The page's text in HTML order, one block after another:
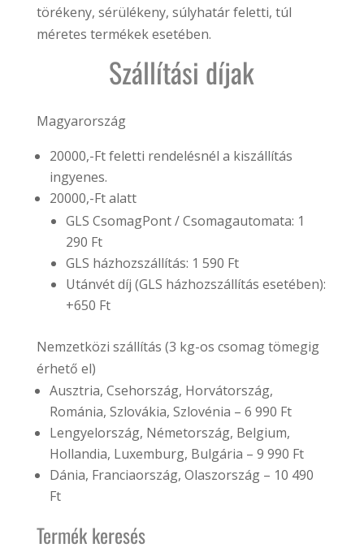
törékeny, sérülékeny, súlyhatár feletti, túl
méretes termékek esetében.
Szállítási díjak
Magyarország
20000,-Ft feletti rendelésnél a kiszállítás
ingyenes.
20000,-Ft alatt
GLS CsomagPont / Csomagautomata: 1
290 Ft
GLS házhozszállítás: 1 590 Ft
Utánvét díj (GLS házhozszállítás esetében):
+650 Ft
Nemzetközi szállítás (3 kg-os csomag tömegig
érhető el)
Ausztria, Csehország, Horvátország,
Románia, Szlovákia, Szlovénia – 6 990 Ft
Lengyelország, Németország, Belgium,
Hollandia, Luxemburg, Bulgária – 9 990 Ft
Dánia, Franciaország, Olaszország – 10 490
Ft
Termék keresés